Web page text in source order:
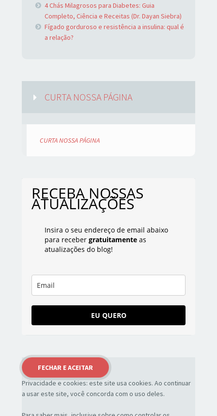
4 Chás Milagrosos para Diabetes: Guia
Completo, Ciência e Receitas (Dr. Dayan Siebra)
Fígado gorduroso e resistência a insulina: qual é
a relação?
CURTA NOSSA PÁGINA
CURTA NOSSA PÁGINA
RECEBA NOSSAS
ATUALIZAÇÕES
Insira o seu endereço de email abaixo
para receber gratuitamenteas
atualizações do blog!
EU QUERO
Privacidade e cookies: este site usa cookies. Ao continuar
a usar este site, você concorda com o uso deles.